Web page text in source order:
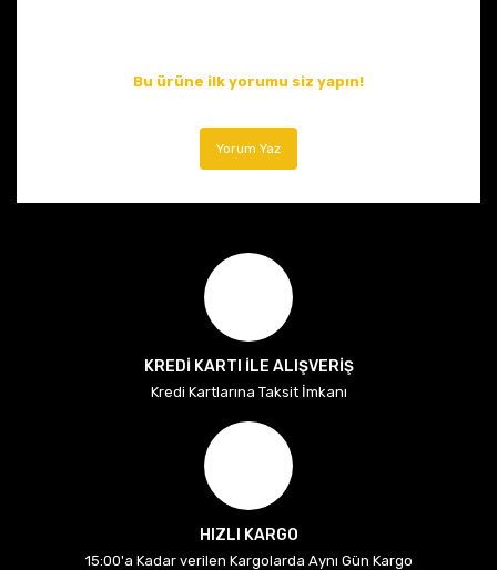
Bu ürüne ilk yorumu siz yapın!
Yorum Yaz
KREDİ KARTI İLE ALIŞVERİŞ
Kredi Kartlarına Taksit İmkanı
HIZLI KARGO
15:00'a Kadar verilen Kargolarda Aynı Gün Kargo